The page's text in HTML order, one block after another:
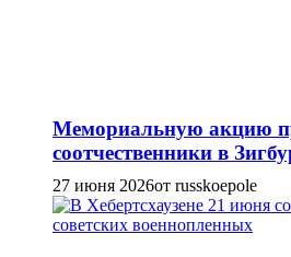
Мемориальную акцию
соотчественники в
27 июня 2026от russkoepole